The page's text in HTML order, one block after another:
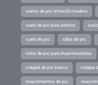
suelos de pvc imitación madera
suelo de pvc para exterior
suelo de pvc sillas de pvc
rollos de pvc para impermeabilizar
rodapié de pvc blanco rodapie
revestimientos de pvc